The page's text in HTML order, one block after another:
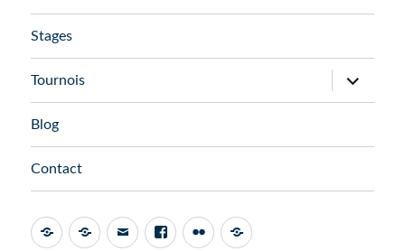
Stages
Tournois
ouvrir
le
sous-
Blog
Contact
AdminAssoConnect
Email Facebook
Flickr FFTT